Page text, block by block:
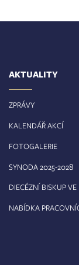
AKTUALITY
ZPRÁVY
KALENDÁŘ AKCÍ
FOTOGALERIE
SYNODA 2025-2028
DIECÉZNÍ BISKUP
NABÍDKA